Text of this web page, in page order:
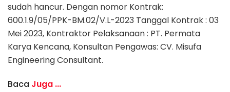
sudah hancur. Dengan nomor Kontrak:
600.1.9/05/PPK-BM.02/V.L-2023 Tanggal Kontrak : 03
Mei 2023, Kontraktor Pelaksanaan : PT. Permata
Karya Kencana, Konsultan Pengawas: CV. Misufa
Engineering Consultant.
Baca Juga ...